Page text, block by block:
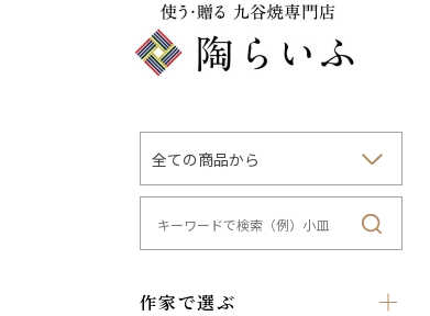
作家で選ぶ